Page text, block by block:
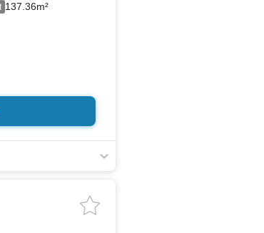
137.36m²
開中！こちらでは当
や行政などの地域情報